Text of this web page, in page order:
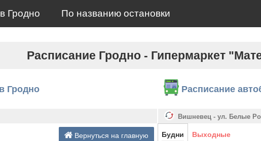
Гродно По названию остановки
Расписание Гродно - Гипермаркет
Гродно
Вернуться на главную
Расписание
Вишневец - ул. Белые
Будни Выходные